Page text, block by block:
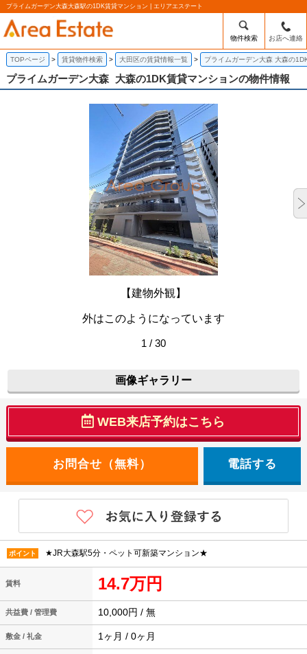
プライムガーデン大森大森駅の1DK賃貸マンション | エリアエステート
物件検索 お店へ連絡
TOPページ 賃貸物件検索 大田区の賃貸情報一覧 プライムガーデン大森 大森の
プライムガーデン大森 大森の1DK賃貸マンションの物件情報
【建物外観】
外はこのようになっています
1 / 30
画像ギャラリー
WEB来店予約はこちら
電話する
ポイント ★JR大森駅5分・ペット可新築マンション★
賃料 14.7万円
共益費 / 管理費 10,000円 / 無
敷金 / 礼金 1ヶ月 / 0ヶ月